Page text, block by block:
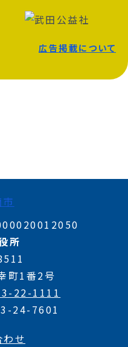
広告掲載について
所
町1番2号
22-1111
24-7601
わせ